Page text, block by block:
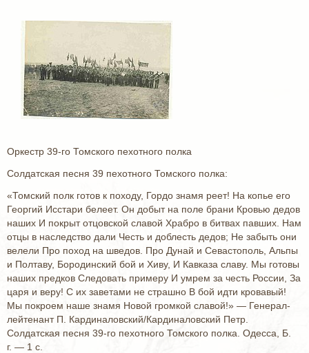
Оркестр 39-го Томского пехотного полка
Солдатская песня 39 пехотного Томского полка:
«Томский полк готов к походу, Гордо знамя реет! На копье его
Георгий Исстари белеет. Он добыт на поле брани Кровью дедов
наших И покрыт отцовской славой Храбро в битвах павших. Нам
отцы в наследство дали Честь и доблесть дедов; Не забыть они
велели Про поход на шведов. Про Дунай и Севастополь, Альпы
и Полтаву, Бородинский бой и Хиву, И Кавказа славу. Мы готовы
наших предков Следовать примеру И умрем за честь России, За
царя и веру! С их заветами не страшно В бой идти кровавый!
Мы покроем наше знамя Новой громкой славой!» — Генерал-
лейтенант П. Кардиналовский/Кардиналовский Петр.
Солдатская песня 39-го пехотного Томского полка. Одесса, Б.
г. — 1 с.